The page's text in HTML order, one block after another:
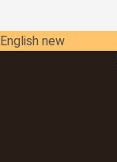
English new